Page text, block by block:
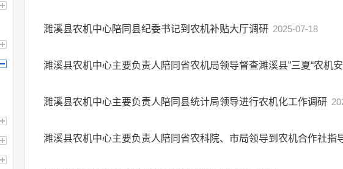
濉溪县农机中心陪同县纪委书记到农机补贴大厅调研 2025-07-18
濉溪县农机中心主要负责人陪同省农机局领导督查濉溪县”三夏“农机
濉溪县农机中心主要负责人陪同县统计局领导进行农机化工作调研
濉溪县农机中心主要负责人陪同省农科院、市局领导到农机合作社指